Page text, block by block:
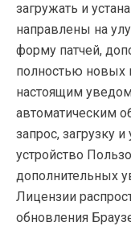
загружать и
направлены на
форму патчей,
полностью новых
настоящим
автоматическим
запрос, загрузку
устройство
дополнительных
Лицензии
обновления